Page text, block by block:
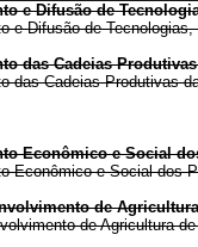
e Difusão de
e Difusão de
das Cadeias
das Cadeias Produtivas
Econômico e Social
Econômico e Social dos
de
de Agricultura